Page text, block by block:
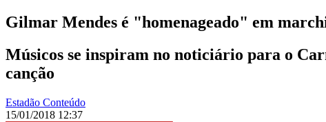
Gilmar Mendes é "homenageado" em
Músicos se inspiram no noticiário para o
canção
Estadão Conteúdo
15/01/2018 12:37